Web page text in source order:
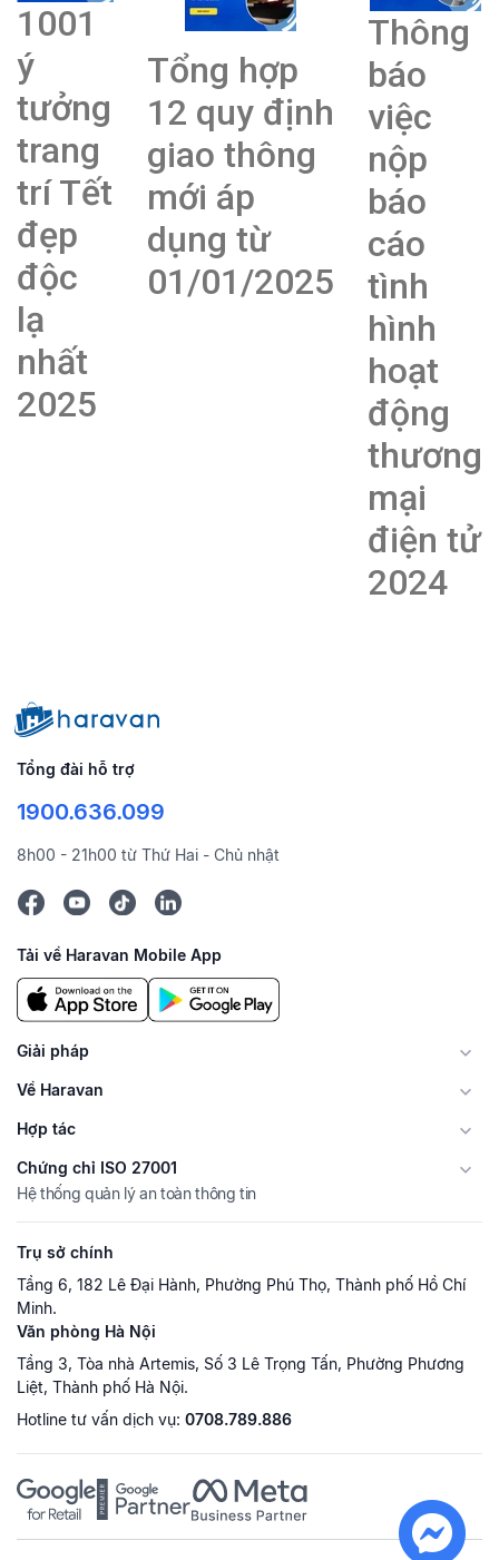
1001
ý
tưởng
trang
trí Tết
đẹp
độc
lạ
nhất
2025
Tổng hợp
12 quy định
giao thông
mới áp
dụng từ
01/01/2025
Thông
báo
việc
nộp
báo
cáo
tình
hình
hoạt
động
thương
mại
điện tử
2024
Tổng đài hỗ trợ
1900.636.099
8h00 - 21h00 từ Thứ Hai - Chủ nhật
Tải về Haravan Mobile App
Giải pháp
Về Haravan
Hợp tác
Chứng chỉ ISO 27001
Hệ thống quản lý an toàn thông tin
Trụ sở chính
Tầng 6, 182 Lê Đại Hành, Phường Phú Thọ, Thành phố Hồ Chí
Minh.
Văn phòng Hà Nội
Tầng 3, Tòa nhà Artemis, Số 3 Lê Trọng Tấn, Phường Phương
Liệt, Thành phố Hà Nội.
Hotline tư vấn dịch vụ: 0708.789.886